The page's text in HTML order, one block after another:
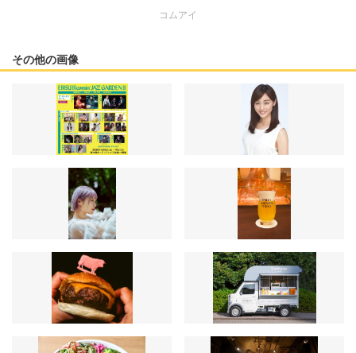
コムアイ
その他の画像